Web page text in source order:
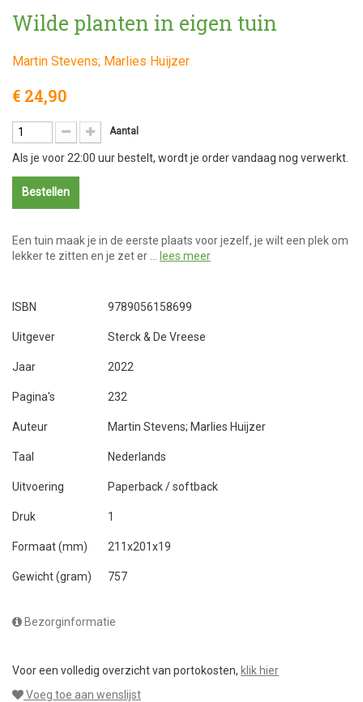
Wilde planten in eigen tuin
Martin Stevens; Marlies Huijzer
€ 24,90
Aantal
Als je voor 22:00 uur bestelt, wordt je order vandaag nog verwerkt.
Bestellen
Een tuin maak je in de eerste plaats voor jezelf, je wilt een plek om
lekker te zitten en je zet er … lees meer
ISBN 9789056158699
Uitgever Sterck & De Vreese
Jaar 2022
Pagina's 232
Auteur Martin Stevens; Marlies Huijzer
Taal Nederlands
Uitvoering Paperback / softback
Druk 1
Formaat (mm) 211x201x19
Gewicht (gram) 757
Bezorginformatie
Voor een volledig overzicht van portokosten, klik hier
Voeg toe aan wenslijst